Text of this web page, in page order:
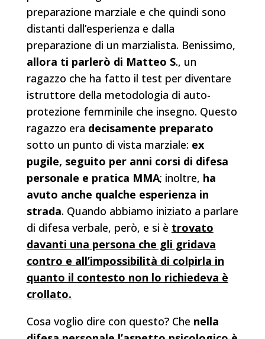
preparazione marziale e che quindi sono
distanti dall’esperienza e dalla
preparazione di un marzialista. Benissimo,
allora ti parlerò di Matteo S., un
ragazzo che ha fatto il test per diventare
istruttore della metodologia di auto-
protezione femminile che insegno. Questo
ragazzo era decisamente preparato
sotto un punto di vista marziale: ex
pugile, seguito per anni corsi di difesa
personale e pratica MMA; inoltre, ha
avuto anche qualche esperienza in
strada. Quando abbiamo iniziato a parlare
di difesa verbale, però, e si è trovato
davanti una persona che gli gridava
contro e all’impossibilità di colpirla in
quanto il contesto non lo richiedeva è
crollato.
Cosa voglio dire con questo? Che nella